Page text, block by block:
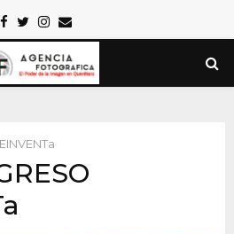
Facebook
TwitterInstagram
Email